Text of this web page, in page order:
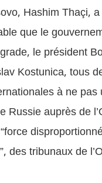
Hashim Thaçi,
que le
le président
Kostunica, tous
à ne
Russie auprès de
des tribunaux de